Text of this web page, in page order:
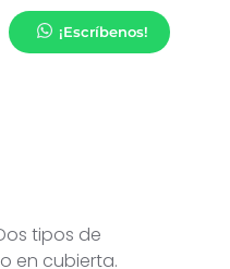
¡Escríbenos!
tipos de
en cubierta.